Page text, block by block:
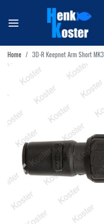
Home 3D-R Keepnet Arm Short MK3
Vorige